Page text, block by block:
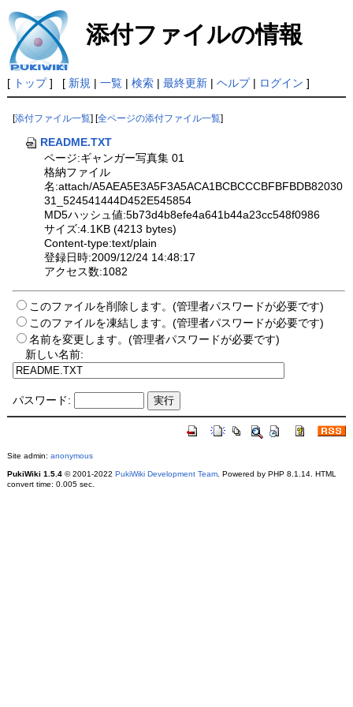
添付ファイルの情報
[ トップ] [ 新規 | 一覧| 検索| 最終更新| ヘルプ| ログイン ]
[添付ファイル一覧] [全ページの添付ファイル一覧]
README.TXT
ページ:ギャンガー写真集 01
格納ファイル
名:attach/A5AEA5E3A5F3A5ACA1BCBCCCBFBFBDB82030
31_524541444D452E545854
MD5ハッシュ値:5b73d4b8efe4a641b44a23cc548f0986
サイズ:4.1KB (4213 bytes)
Content-type:text/plain
登録日時:2009/12/24 14:48:17
アクセス数:1082
このファイルを削除します。(管理者パスワードが必要です)
このファイルを凍結します。(管理者パスワードが必要です)
名前を変更します。(管理者パスワードが必要です)
新しい名前:
パスワード:
Site admin: anonymous
PukiWiki 1.5.4© 2001-2022 PukiWiki Development Team. Powered by PHP 8.1.14. HTML
convert time: 0.005 sec.